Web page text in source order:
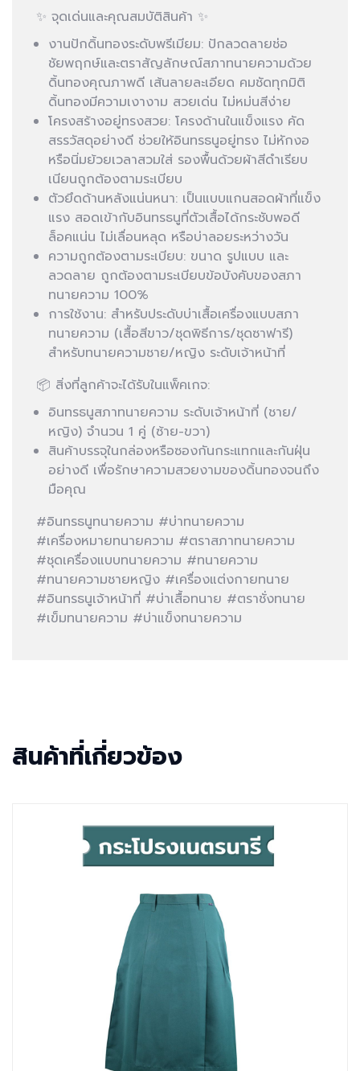
✨ จุดเด่นและคุณสมบัติสินค้า ✨
งานปักดิ้นทองระดับพรีเมียม: ปักลวดลายช่อ
ชัยพฤกษ์และตราสัญลักษณ์สภาทนายความด้วย
ดิ้นทองคุณภาพดี เส้นลายละเอียด คมชัดทุกมิติ
ดิ้นทองมีความเงางาม สวยเด่น ไม่หม่นสีง่าย
โครงสร้างอยู่ทรงสวย: โครงด้านในแข็งแรง คัด
สรรวัสดุอย่างดี ช่วยให้อินทรธนูอยู่ทรง ไม่หักงอ
หรือนิ่มย้วยเวลาสวมใส่ รองพื้นด้วยผ้าสีดำเรียบ
เนียนถูกต้องตามระเบียบ
ตัวยึดด้านหลังแน่นหนา: เป็นแบบแกนสอดผ้าที่แข็ง
แรง สอดเข้ากับอินทรธนูที่ตัวเสื้อได้กระชับพอดี
ล็อคแน่น ไม่เลื่อนหลุด หรือบ่าลอยระหว่างวัน
ความถูกต้องตามระเบียบ: ขนาด รูปแบบ และ
ลวดลาย ถูกต้องตามระเบียบข้อบังคับของสภา
ทนายความ 100%
การใช้งาน: สำหรับประดับบ่าเสื้อเครื่องแบบสภา
ทนายความ (เสื้อสีขาว/ชุดพิธีการ/ชุดซาฟารี)
สำหรับทนายความชาย/หญิง ระดับเจ้าหน้าที่
📦 สิ่งที่ลูกค้าจะได้รับในแพ็คเกจ:
อินทรธนูสภาทนายความ ระดับเจ้าหน้าที่ (ชาย/
หญิง) จำนวน 1 คู่ (ซ้าย-ขวา)
สินค้าบรรจุในกล่องหรือซองกันกระแทกและกันฝุ่น
อย่างดี เพื่อรักษาความสวยงามของดิ้นทองจนถึง
มือคุณ
#อินทรธนูทนายความ #บ่าทนายความ
#เครื่องหมายทนายความ #ตราสภาทนายความ
#ชุดเครื่องแบบทนายความ #ทนายความ
#ทนายความชายหญิง #เครื่องแต่งกายทนาย
#อินทรธนูเจ้าหน้าที่ #บ่าเสื้อทนาย #ตราชั่งทนาย
#เข็มทนายความ #บ่าแข็งทนายความ
สินค้าที่เกี่ยวข้อง